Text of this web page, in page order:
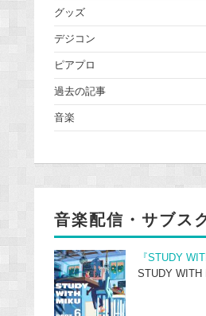
グッズ
デジコン
ピアプロ
過去の記事
音楽
音楽配信・サブス
『STUDY
STUDY WITH